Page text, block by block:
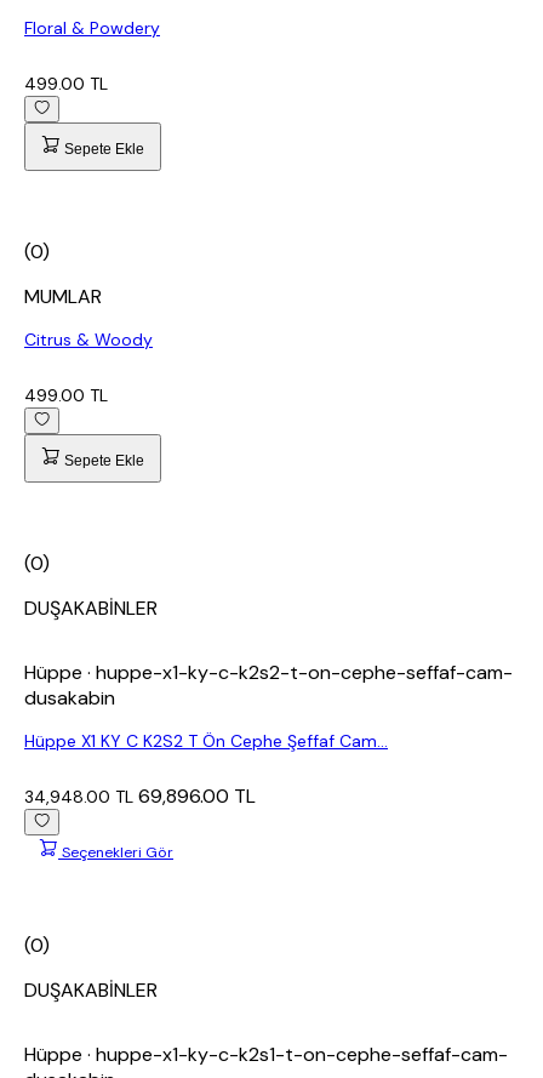
Floral & Powdery
499.00 TL
Sepete Ekle
(0)
MUMLAR
Citrus & Woody
499.00 TL
Sepete Ekle
(0)
DUŞAKABİNLER
Hüppe · huppe-x1-ky-c-k2s2-t-on-cephe-seffaf-cam-
dusakabin
Hüppe X1 KY C K2S2 T Ön Cephe Şeffaf Cam...
34,948.00 TL 69,896.00 TL
Seçenekleri Gör
(0)
DUŞAKABİNLER
Hüppe · huppe-x1-ky-c-k2s1-t-on-cephe-seffaf-cam-